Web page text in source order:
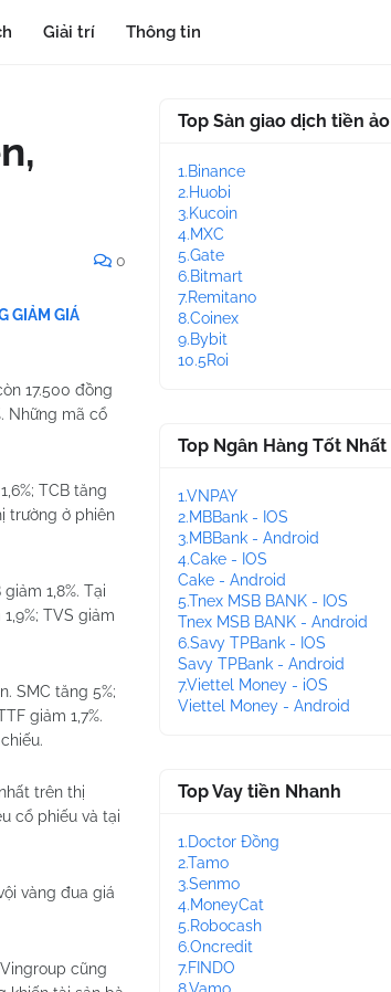
Giải trí Thông tin
0
GIẢM GIÁ
17.500 đồng
Những mã cổ
TCB tăng
trường ở phiên
1,8%. Tại
TVS giảm
SMC tăng 5%;
giảm 1,7%.
trên thị
cổ phiếu và tại
vàng đua giá
cũng
Top Sàn giao dịch tiền ảo
1.Binance
2.Huobi
3.Kucoin
4.MXC
5.Gate
6.Bitmart
7.Remitano
8.Coinex
9.Bybit
10.5Roi
Top Ngân Hàng Tốt Nhất
1.VNPAY
2.MBBank - IOS
3.MBBank - Android
4.Cake - IOS
Cake - Android
5.Tnex MSB BANK - IOS
Tnex MSB BANK - Android
6.Savy TPBank - IOS
Savy TPBank - Android
7.Viettel Money - iOS
Viettel Money - Android
Top Vay tiền Nhanh
1.Doctor Đồng
2.Tamo
3.Senmo
4.MoneyCat
5.Robocash
6.Oncredit
7.FINDO